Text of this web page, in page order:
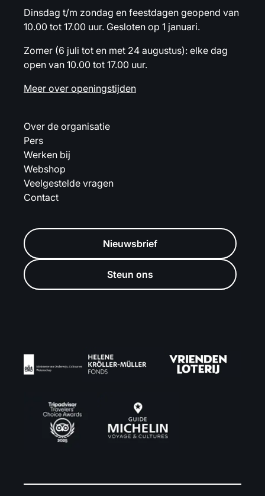
Dinsdag t/m zondag en feestdagen geopend van
10.00 tot 17.00 uur. Gesloten op 1 januari.
Zomer (6 juli tot en met 24 augustus): elke dag
open van 10.00 tot 17.00 uur.
Meer over openingstijden
Over de organisatie
Pers
Werken bij
Webshop
Veelgestelde vragen
Contact
Nieuwsbrief
Steun ons